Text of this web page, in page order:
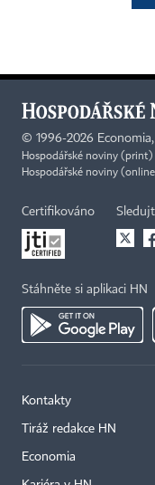
© 1996-2026
Hospodářské noviny
Hospodářské noviny
Certifikováno
Stáhněte si aplikaci HN
Kontakty
Tiráž redakce HN
Economia